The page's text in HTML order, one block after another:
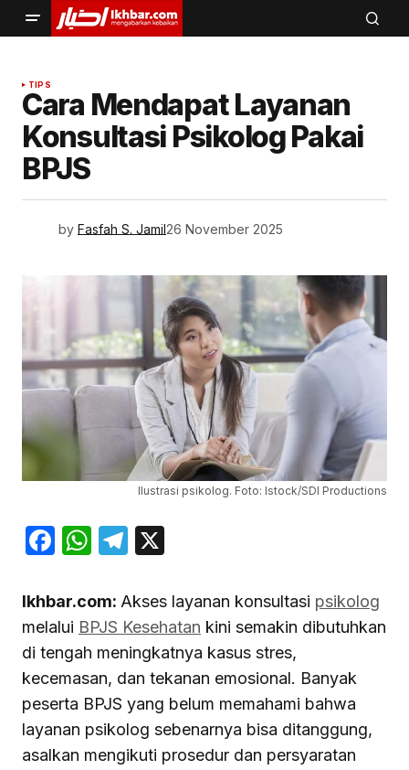
TIPS
Cara Mendapat Layanan
Konsultasi Psikolog Pakai
BPJS
by Fasfah S. Jamil26 November 2025
Ilustrasi psikolog. Foto: Istock/SDI Productions
Facebook
WhatsApp
Telegram
Ikhbar.com: Akses layanan konsultasi psikolog
melalui BPJS Kesehatan kini semakin dibutuhkan
di tengah meningkatnya kasus stres,
kecemasan, dan tekanan emosional. Banyak
peserta BPJS yang belum memahami bahwa
layanan psikolog sebenarnya bisa ditanggung,
asalkan mengikuti prosedur dan persyaratan